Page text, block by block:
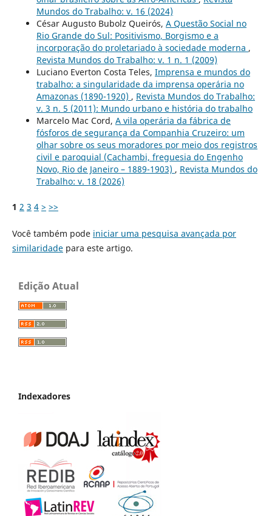
Mundos do Trabalho: v. 16 (2024)
César Augusto Bubolz Queirós, A Questão Social no
Rio Grande do Sul: Positivismo, Borgismo e a
incorporação do proletariado à sociedade moderna ,
Revista Mundos do Trabalho: v. 1 n. 1 (2009)
Luciano Everton Costa Teles, Imprensa e mundos do
trabalho: a singularidade da imprensa operária no
Amazonas (1890-1920) , Revista Mundos do Trabalho:
v. 3 n. 5 (2011): Mundo urbano e história do trabalho
Marcelo Mac Cord, A vila operária da fábrica de
fósforos de segurança da Companhia Cruzeiro: um
olhar sobre os seus moradores por meio dos registros
civil e paroquial (Cachambi, freguesia do Engenho
Novo, Rio de Janeiro – 1889-1903) , Revista Mundos do
Trabalho: v. 18 (2026)
1 2 3 4 > >>
Você também pode iniciar uma pesquisa avançada por
similaridadepara este artigo.
Edição Atual
Indexadores